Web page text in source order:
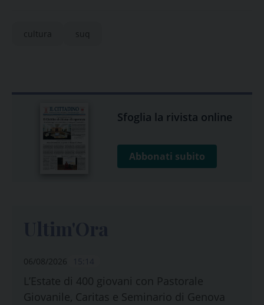
cultura suq
Sfoglia la rivista online
Abbonati subito
06/08/2026
L’Estate di 400 giovani con Pastorale
Giovanile, Caritas e Seminario di Genova